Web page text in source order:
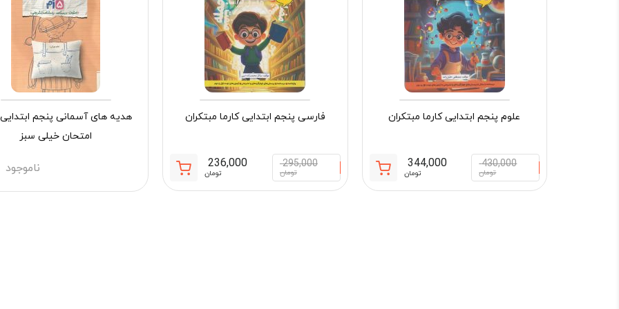
علوم پنجم ابتدایی کارما مبتکران
430,000
تومان
اصلی:
344,000
تومان
فعلی:
فارسی پنجم ابتدایی کارما مبتکران
295,000
تومان
اصلی:
236,000
تومان
فعلی:
هدیه های آسمانی پنجم
امتحان خیلی سبز
ناموجود